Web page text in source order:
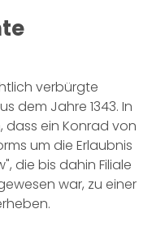
verbürgte
dem Jahre 1343. In
dass ein Konrad von
um die Erlaubnis
die bis dahin Filiale
war, zu einer